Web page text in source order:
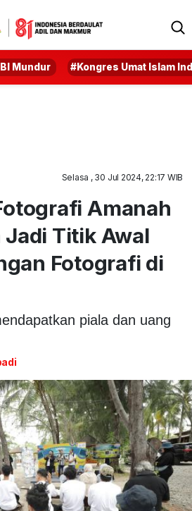
Mundur #Kongres Umat Islam
Selasa , 30 Jul 2024, 22:17 WIB
Amanah
Titik Awal
Fotografi di
piala dan uang